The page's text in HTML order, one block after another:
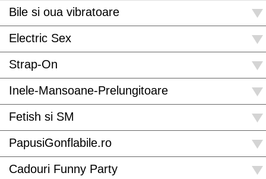
Bile si oua vibratoare
Electric Sex
Strap-On
Inele-Mansoane-Prelungitoare
Fetish si SM
PapusiGonflabile.ro
Cadouri Funny Party